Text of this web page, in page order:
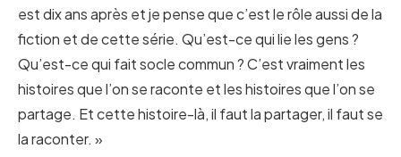
est dix ans après et je pense que c’est le rôle aussi de la
fiction et de cette série. Qu’est-ce qui lie les gens ?
Qu’est-ce qui fait socle commun ? C’est vraiment les
histoires que l’on se raconte et les histoires que l’on se
partage. Et cette histoire-là, il faut la partager, il faut se
la raconter. »